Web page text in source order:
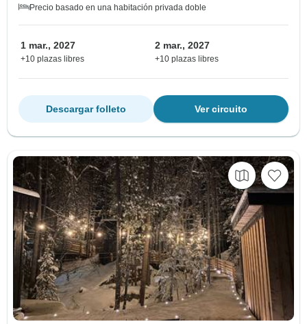
Precio basado en una habitación privada doble
1 mar., 2027
+10 plazas libres
2 mar., 2027
+10 plazas libres
Ver circuito
Descargar folleto